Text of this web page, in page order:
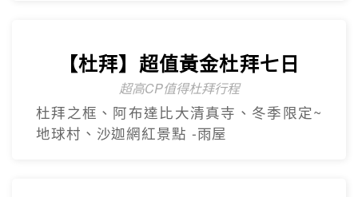
【杜拜】超值黃金杜拜七日
超高CP值得杜拜行程
杜拜之框、阿布達比大清真寺、冬季限定~
地球村、沙迦網紅景點 -⾬屋